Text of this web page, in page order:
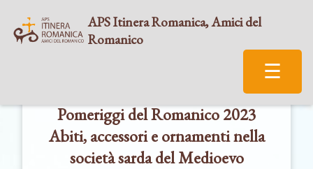
APS Itinera Romanica, Amici del
Romanico
☰
Pomeriggi del Romanico 2023
Abiti, accessori e ornamenti nella
società sarda del Medioevo